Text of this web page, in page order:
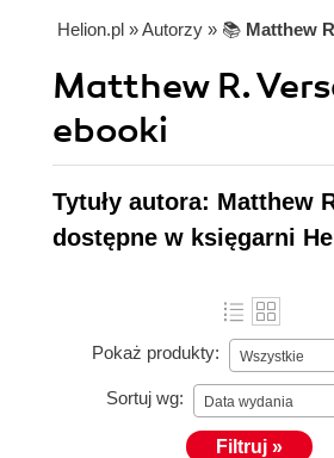
Helion.pl » Autorzy » 📚 Matthew
Matthew R.
ebooki
Tytuły autora: Matthew
dostępne w księgarni
Pokaż produkty: Wszystkie
Sortuj wg: Data wydania
Filtruj »